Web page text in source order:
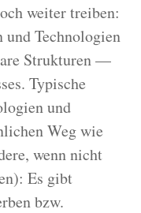
weiter treiben:
Technologien
Strukturen —
Typische
und
Weg wie
wenn nicht
Es gibt
bzw.